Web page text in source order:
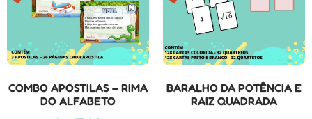
COMBO APOSTILAS – RIMA
DO ALFABETO
BARALHO DA POTÊNCIA E
RAIZ QUADRADA